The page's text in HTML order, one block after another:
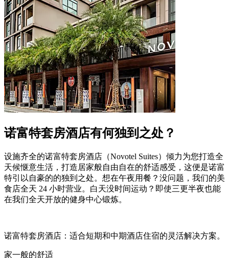
诺富特套房酒店有何独到之处？
设施齐全的诺富特套房酒店（Novotel Suites）倾力为您打造全
天候惬意生活，打造居家般自由自在的舒适感受，这便是诺富
特引以自豪的的独到之处。想在午夜用餐？没问题，我们的美
食店全天 24 小时营业。白天没时间运动？即使三更半夜也能
在我们全天开放的健身中心锻炼。
诺富特套房酒店：适合短期和中期酒店住宿的灵活解决方案。
家一般的舒适